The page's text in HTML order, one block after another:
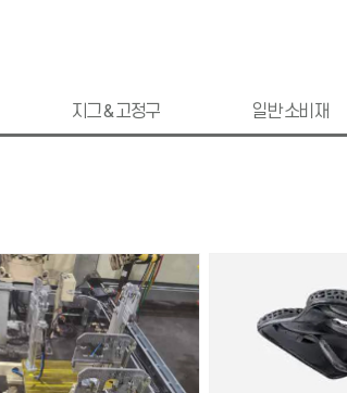
지그 & 고정구 일반 소비재